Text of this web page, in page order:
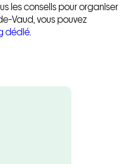
les conseils pour organiser
Vaud, vous pouvez
dédié.